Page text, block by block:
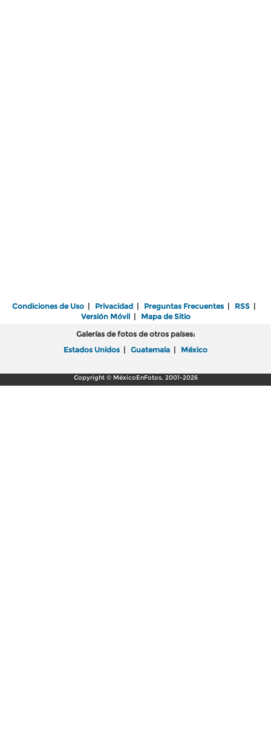
Condiciones de Uso | Privacidad | Preguntas Frecuentes | RSS |
Versión Móvil| Mapa de Sitio
Galerías de fotos de otros países:
Estados Unidos | Guatemala | México
Copyright © MéxicoEnFotos, 2001-2026